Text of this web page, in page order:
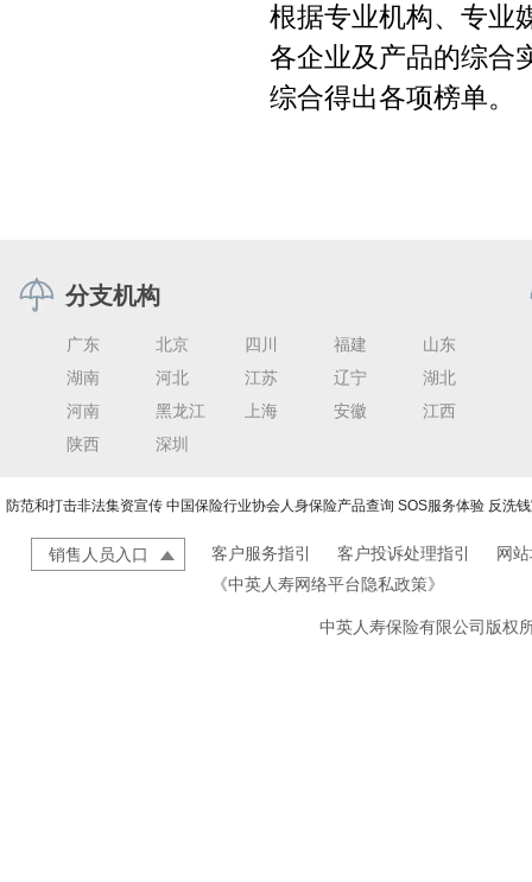
根据专业机构、专业
各企业及产品的综合
综合得出各项榜单。
分支机构
广东 北京 四川 福建
山东
湖南
河北 江苏 辽宁
湖北
河南
黑龙江 上海 安徽
江西
陕西
深圳
防范和打击非法集资宣传 中国保险行业协会人身保险产品查询 SOS服务体验 反洗
销售人员入口 客户服务指引 客户投诉处理指引
网
《中英人寿网络平台隐私政策》
中英人寿保险有限公司版权